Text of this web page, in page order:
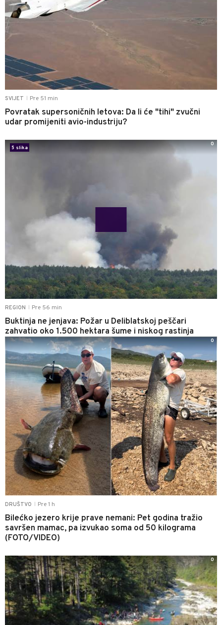
SVIJET Pre 51 min
Povratak supersoničnih letova: Da li će "tihi" zvučni
udar promijeniti avio-industriju?
REGION Pre 56 min
Buktinja ne jenjava: Požar u Deliblatskoj peščari
zahvatio oko 1.500 hektara šume i niskog rastinja
5 slika
0
DRUŠTVO Pre 1 h
Bilećko jezero krije prave nemani: Pet godina tražio
savršen mamac, pa izvukao soma od 50 kilograma
(FOTO/VIDEO)
0
0